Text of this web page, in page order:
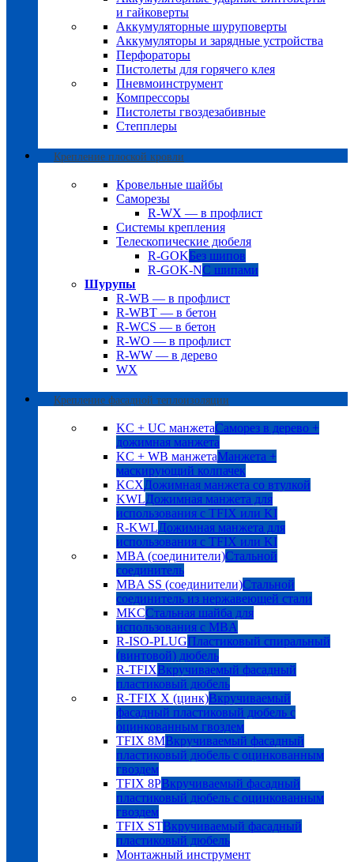
и гайковерты
Аккумуляторные шуруповерты
Аккумуляторы и зарядные устройства
Перфораторы
Пистолеты для горячего клея
Пневмоинструмент
Компрессоры
Пистолеты гвоздезабивные
Степплеры
Крепление плоской кровли
Кровельные шайбы
Саморезы
R-WX — в профлист
Системы крепления
Телескопические дюбеля
R-GOKБез шипов
R-GOK-NС шипами
Шурупы
R-WB — в профлист
R-WBT — в бетон
R-WCS — в бетон
R-WO — в профлист
R-WW — в дерево
WX
Крепление фасадной теплоизоляции
KC + UC манжетаСаморез в дерево +
дожимная манжета
KC + WB манжетаМанжета +
маскирующий колпачек
KCXДожимная манжета со втулкой
KWLДожимная манжета для
использования с TFIX или KI
R-KWLДожимная манжета для
использования с TFIX или KI
MBA (соединители)Стальной
соединитель
MBA SS (соединители)Стальной
соединитель из нержавеющей стали
MKCСтальная шайба для
использования с MBA
R-ISO-PLUGПластиковый спиральный
(винтовой) дюбель
R-TFIXВкручиваемый фасадный
пластиковый дюбель
R-TFIX X (цинк)Вкручиваемый
фасадный пластиковый дюбель с
оцинкованным гвоздем
TFIX 8MВкручиваемый фасадный
пластиковый дюбель с оцинкованным
гвоздем
TFIX 8PВкручиваемый фасадный
пластиковый дюбель с оцинкованным
гвоздем
TFIX STВкручиваемый фасадный
пластиковый дюбель
Монтажный инструмент